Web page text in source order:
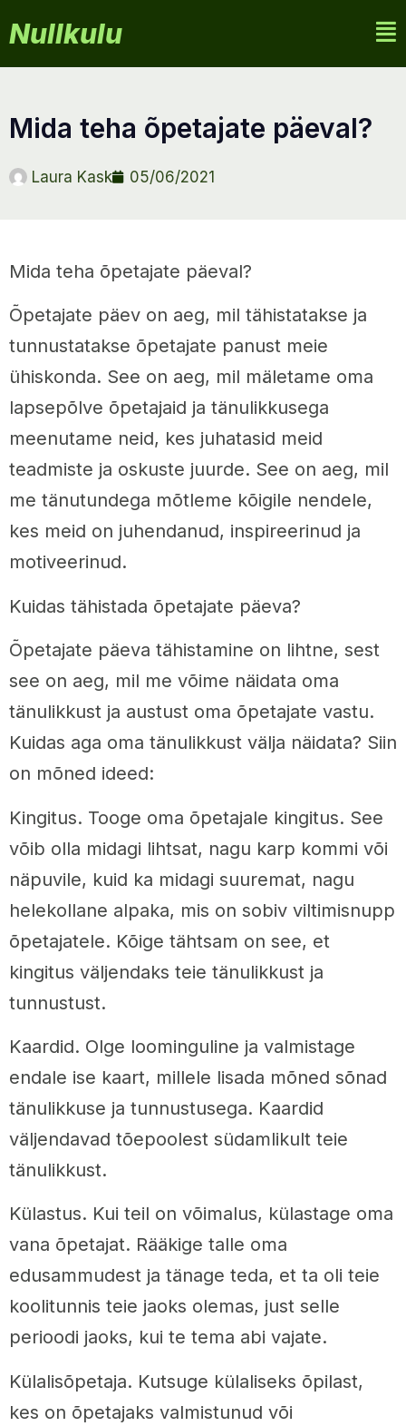
Nullkulu
mida teha õpetajate päeval?
Laura Kask 05/06/2021
Mida teha õpetajate päeval?
Õpetajate päev on aeg, mil tähistatakse ja
tunnustatakse õpetajate panust meie
ühiskonda. See on aeg, mil mäletame oma
lapsepõlve õpetajaid ja tänulikkusega
meenutame neid, kes juhatasid meid
teadmiste ja oskuste juurde. See on aeg, mil
me tänutundega mõtleme kõigile nendele,
kes meid on juhendanud, inspireerinud ja
motiveerinud.
Kuidas tähistada õpetajate päeva?
Õpetajate päeva tähistamine on lihtne, sest
see on aeg, mil me võime näidata oma
tänulikkust ja austust oma õpetajate vastu.
Kuidas aga oma tänulikkust välja näidata? Siin
on mõned ideed:
Kingitus. Tooge oma õpetajale kingitus. See
võib olla midagi lihtsat, nagu karp kommi või
näpuvile, kuid ka midagi suuremat, nagu
helekollane alpaka, mis on sobiv viltimisnupp
õpetajatele. Kõige tähtsam on see, et
kingitus väljendaks teie tänulikkust ja
tunnustust.
Kaardid. Olge loominguline ja valmistage
endale ise kaart, millele lisada mõned sõnad
tänulikkuse ja tunnustusega. Kaardid
väljendavad tõepoolest südamlikult teie
tänulikkust.
Külastus. Kui teil on võimalus, külastage oma
vana õpetajat. Rääkige talle oma
edusammudest ja tänage teda, et ta oli teie
koolitunnis teie jaoks olemas, just selle
perioodi jaoks, kui te tema abi vajate.
Külalisõpetaja. Kutsuge külaliseks õpilast,
kes on õpetajaks valmistunud või